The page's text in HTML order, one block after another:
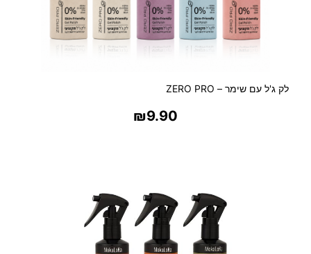
ץ
–
י
ם
לק ג'ל עם שימר – ZERO PRO
₪9.90